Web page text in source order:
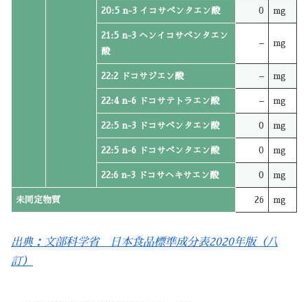
20:5 n-3 イコサペンタエン酸 0 mg
21:5 n-3 ヘンイコサペンタエン
酸
– mg
22:2 ドコサジエン酸 – mg
22:4 n-6 ドコサテトラエン酸 – mg
22:5 n-3 ドコサペンタエン酸 0 mg
22:5 n-6 ドコサペンタエン酸 0 mg
22:6 n-3 ドコサヘキサエン酸 0 mg
未同定物質 26 mg
出典：文部科学省 日本食品標準成分表2020年版（八
訂）